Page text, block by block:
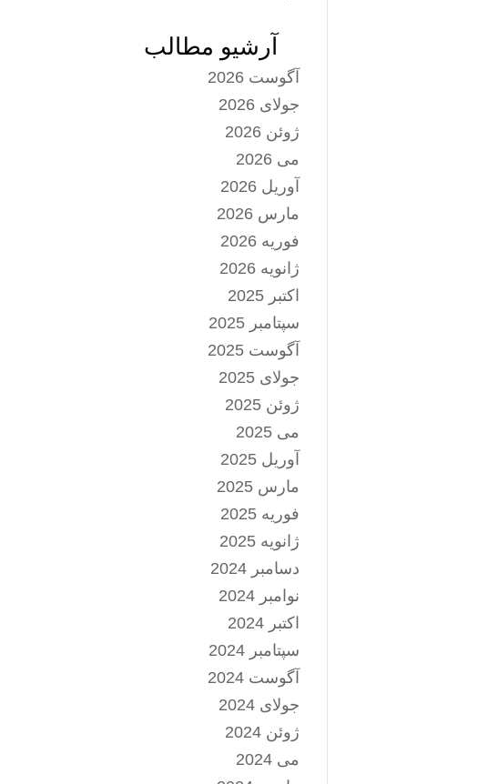
آرشیو مطالب
آگوست 2026
جولای 2026
ژوئن 2026
می 2026
آوریل 2026
مارس 2026
فوریه 2026
ژانویه 2026
اکتبر 2025
سپتامبر 2025
آگوست 2025
جولای 2025
ژوئن 2025
می 2025
آوریل 2025
مارس 2025
فوریه 2025
ژانویه 2025
دسامبر 2024
نوامبر 2024
اکتبر 2024
سپتامبر 2024
آگوست 2024
جولای 2024
ژوئن 2024
می 2024